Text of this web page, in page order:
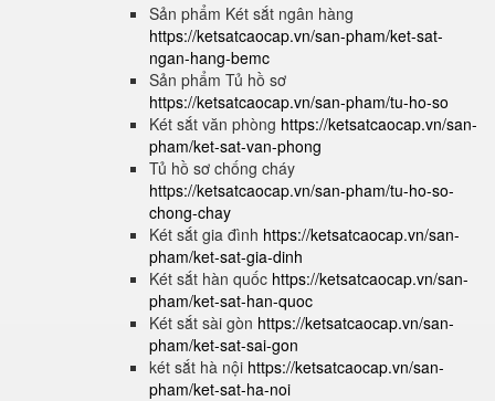
Sản phẩm Két sắt ngân hàng
https://ketsatcaocap.vn/san-pham/ket-sat-
ngan-hang-bemc
Sản phẩm Tủ hồ sơ
https://ketsatcaocap.vn/san-pham/tu-ho-so
Két sắt văn phòng https://ketsatcaocap.vn/san-
pham/ket-sat-van-phong
Tủ hồ sơ chống cháy
https://ketsatcaocap.vn/san-pham/tu-ho-so-
chong-chay
Két sắt gia đình https://ketsatcaocap.vn/san-
pham/ket-sat-gia-dinh
Két sắt hàn quốc https://ketsatcaocap.vn/san-
pham/ket-sat-han-quoc
Két sắt sài gòn https://ketsatcaocap.vn/san-
pham/ket-sat-sai-gon
két sắt hà nội https://ketsatcaocap.vn/san-
pham/ket-sat-ha-noi